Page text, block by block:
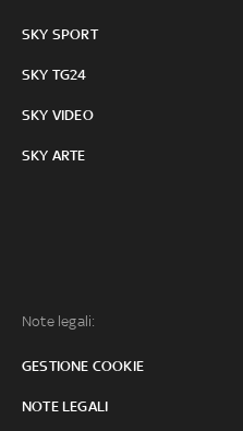
SKY SPORT
SKY TG24
SKY VIDEO
SKY ARTE
Note legali:
GESTIONE COOKIE
NOTE LEGALI